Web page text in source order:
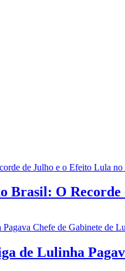
O Recorde
de Lulinha